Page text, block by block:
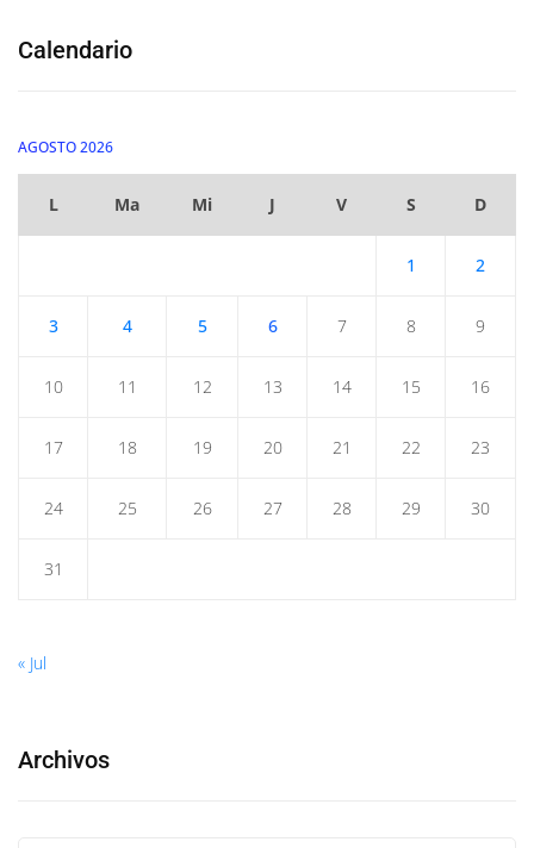
Calendario
AGOSTO 2026
L Ma Mi J V S D
1 2
3 4 5 6 7 8 9
10 11 12 13 14 15 16
17 18 19 20 21 22 23
24 25 26 27 28 29 30
31
« Jul
Archivos